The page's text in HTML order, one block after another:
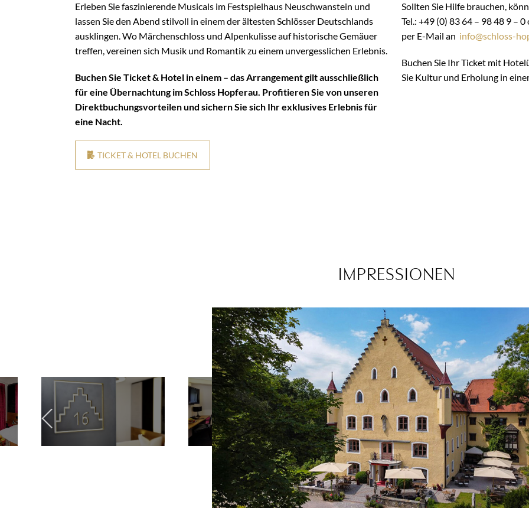
Erleben Sie faszinierende Musicals im Festspielhaus Neuschwanstein und
lassen Sie den Abend stilvoll in einem der ältesten Schlösser Deutschlands
ausklingen. Wo Märchenschloss und Alpenkulisse auf historische Gemäuer
treffen, vereinen sich Musik und Romantik zu einem unvergesslichen Erlebnis.
Buchen Sie Ticket & Hotel in einem – das Arrangement gilt ausschließlich
für eine Übernachtung im Schloss Hopferau. Profitieren Sie von unseren
Direktbuchungsvorteilen und sichern Sie sich Ihr exklusives Erlebnis für
eine Nacht.
TICKET & HOTEL BUCHEN
Sollten Sie Hilfe brauchen,
Tel.: +49 (0) 83 64 – 98 48 9 – 0
per E-Mail an info@schloss-
Buchen Sie Ihr Ticket mit
Sie Kultur und Erholung in
IMPRESSIONEN